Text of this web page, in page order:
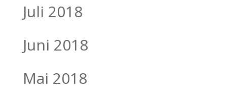
Juli 2018
Juni 2018
Mai 2018